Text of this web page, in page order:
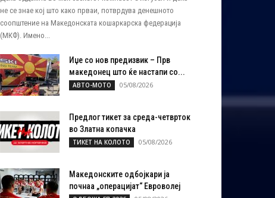
не се знае кој што како прваи, потврдува денешното
соопштение на Македонската кошаркарска федерација
(МКФ). Имено...
Иџе со нов предизвик – Прв
македонец што ќе настапи со...
АВТО-МОТО 05/08/2026
Предлог тикет за среда-четврток
во Златна копачка
ТИКЕТ НА КОЛОТО 05/08/2026
Македонските одбојкари ја
почнаа „операцијат“ Евроволеј